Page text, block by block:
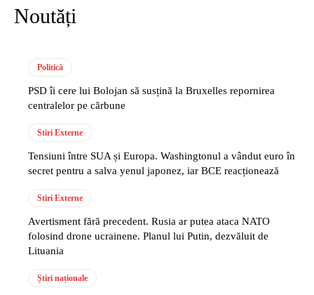
Noutăți
Politică
PSD îi cere lui Bolojan să susțină la Bruxelles repornirea
centralelor pe cărbune
Stiri Externe
Tensiuni între SUA și Europa. Washingtonul a vândut euro în
secret pentru a salva yenul japonez, iar BCE reacționează
Stiri Externe
Avertisment fără precedent. Rusia ar putea ataca NATO
folosind drone ucrainene. Planul lui Putin, dezvăluit de
Lituania
Știri naționale